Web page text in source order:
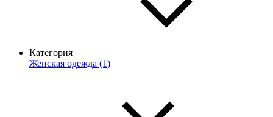
Категория
Женская одежда (1)